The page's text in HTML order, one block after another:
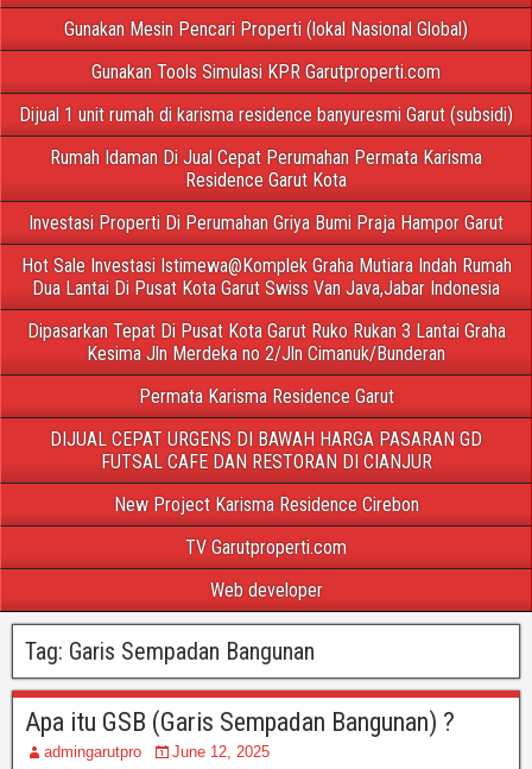
Gunakan Mesin Pencari Properti (lokal Nasional Global)
Gunakan Tools Simulasi KPR Garutproperti.com
Dijual 1 unit rumah di karisma residence banyuresmi Garut (subsidi)
Rumah Idaman Di Jual Cepat Perumahan Permata Karisma
Residence Garut Kota
Investasi Properti Di Perumahan Griya Bumi Praja Hampor Garut
Hot Sale Investasi Istimewa@Komplek Graha Mutiara Indah Rumah
Dua Lantai Di Pusat Kota Garut Swiss Van Java,Jabar Indonesia
Dipasarkan Tepat Di Pusat Kota Garut Ruko Rukan 3 Lantai Graha
Kesima Jln Merdeka no 2/Jln Cimanuk/Bunderan
Permata Karisma Residence Garut
DIJUAL CEPAT URGENS DI BAWAH HARGA PASARAN GD
FUTSAL CAFE DAN RESTORAN DI CIANJUR
New Project Karisma Residence Cirebon
TV Garutproperti.com
Web developer
Tag: Garis Sempadan Bangunan
Apa itu GSB (Garis Sempadan Bangunan) ?
admingarutpro
June 12, 2025